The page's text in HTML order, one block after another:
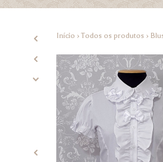
2
2
4
2
Início › Todos os produtos ›